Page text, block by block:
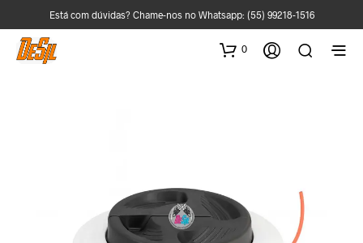
Está com dúvidas? Chame-nos no Whatsapp: (55) 99218-1516
0